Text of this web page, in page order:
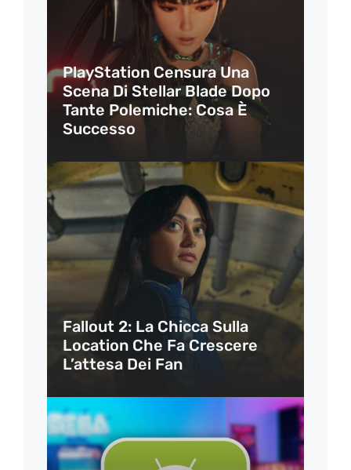
PlayStation Censura Una
Scena Di Stellar Blade Dopo
Tante Polemiche: Cosa È
Successo
Fallout 2: La Chicca Sulla
Location Che Fa Crescere
L’attesa Dei Fan